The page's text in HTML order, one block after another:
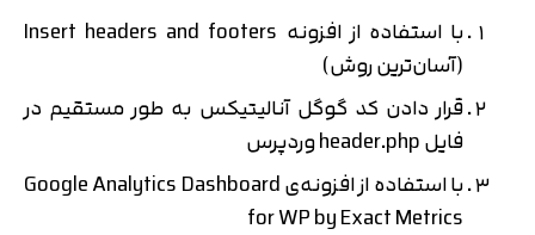
با استفاده از افزونه Insert headers and footers
(آسان‌ترین روش)
قرار دادن کد گوگل آنالیتیکس به طور مستقیم در
فایل header.php وردپرس
با استفاده از افزونه‌ی Google Analytics Dashboard
for WP by Exact Metrics